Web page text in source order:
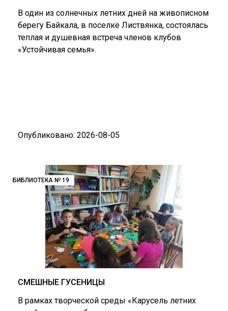
В один из солнечных летних дней на живописном
берегу Байкала, в поселке Листвянка, состоялась
теплая и душевная встреча членов клубов
«Устойчивая семья».
Опубликовано: 2026-08-05
БИБЛИОТЕКА № 19
СМЕШНЫЕ ГУСЕНИЦЫ
В рамках творческой среды «Карусель летних